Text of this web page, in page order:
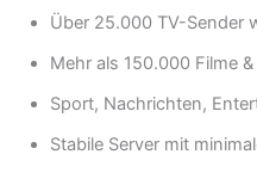
Über 25.000 TV-Sender
Mehr als 150.000 Filme &
Sport, Nachrichten,
Stabile Server mit